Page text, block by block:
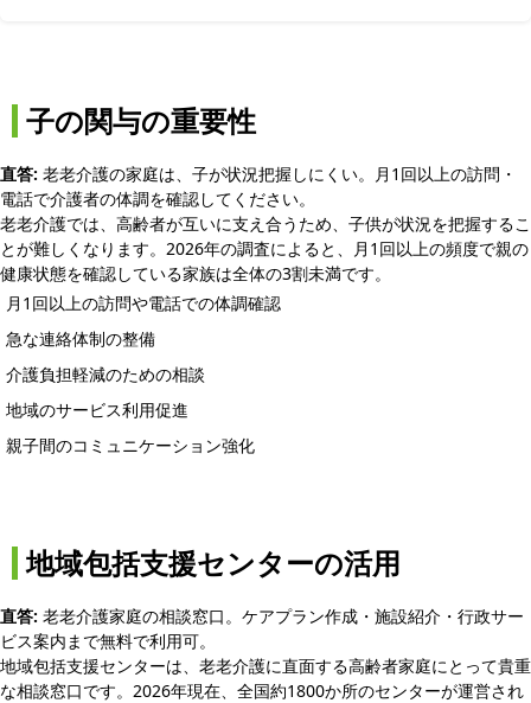
子の関与の重要性
直答: 老老介護の家庭は、子が状況把握しにくい。月1回以上の訪問・
電話で介護者の体調を確認してください。
老老介護では、高齢者が互いに支え合うため、子供が状況を把握するこ
とが難しくなります。2026年の調査によると、月1回以上の頻度で親の
健康状態を確認している家族は全体の3割未満です。
月1回以上の訪問や電話での体調確認
急な連絡体制の整備
介護負担軽減のための相談
地域のサービス利用促進
親子間のコミュニケーション強化
地域包括支援センターの活用
直答: 老老介護家庭の相談窓口。ケアプラン作成・施設紹介・行政サー
ビス案内まで無料で利用可。
地域包括支援センターは、老老介護に直面する高齢者家庭にとって貴重
な相談窓口です。2026年現在、全国約1800か所のセンターが運営され